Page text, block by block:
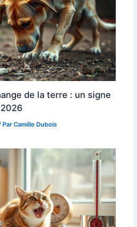
de la terre : un signe
ParCamille Dubois